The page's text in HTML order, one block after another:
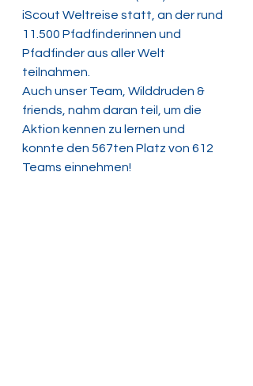
iScout Weltreise statt, an der rund
11.500 Pfadfinderinnen und
Pfadfinder aus aller Welt
teilnahmen.
Auch unser Team, Wilddruden &
friends, nahm daran teil, um die
Aktion kennen zu lernen und
konnte den 567ten Platz von 612
Teams einnehmen!